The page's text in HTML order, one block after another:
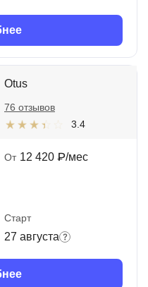
Otus
3.4
76 отзывов
От 12 420 ₽/мес
Старт
27 августа